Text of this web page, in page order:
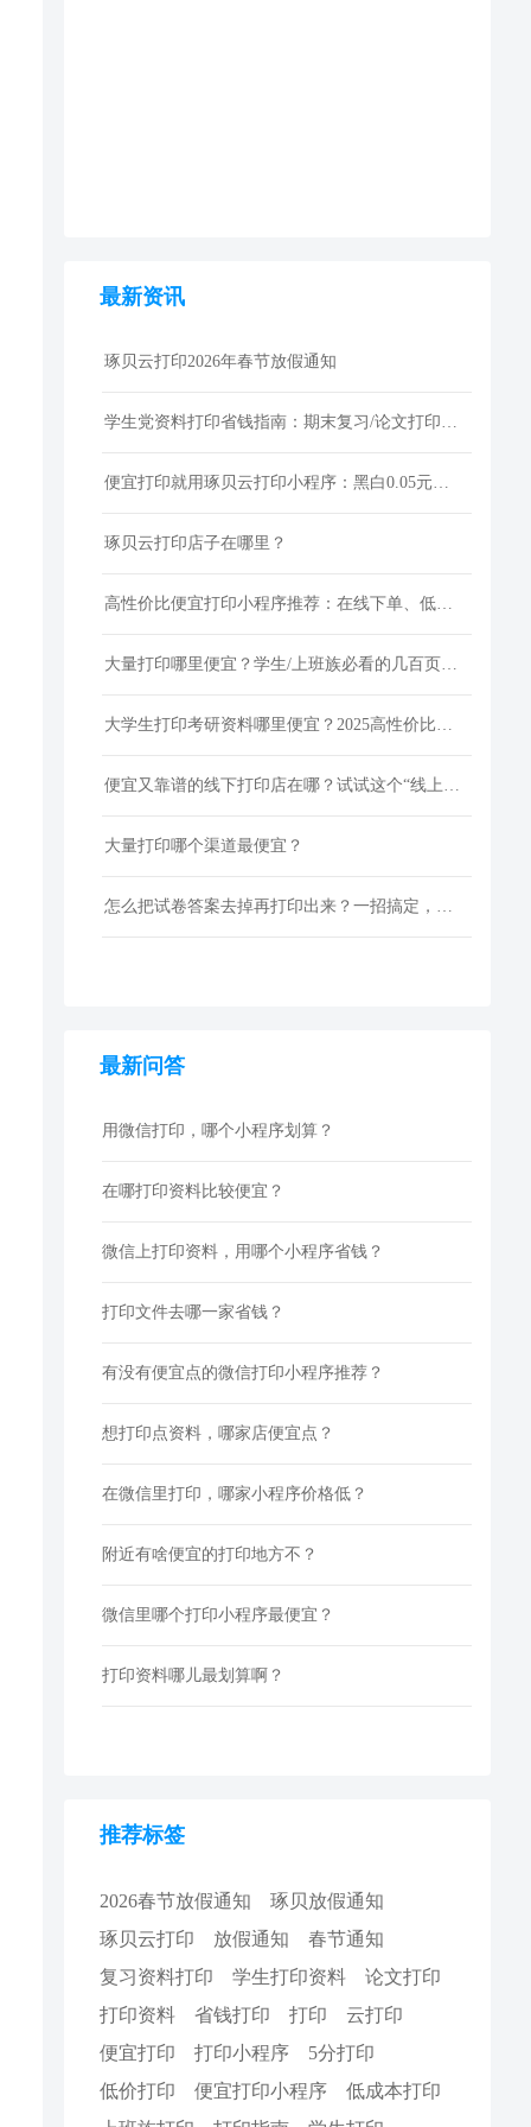
最新资讯
琢贝云打印2026年春节放假通知
学生党资料打印省钱指南：期末复习/论文打印性价比技巧
便宜打印就用琢贝云打印小程序：黑白0.05元激光打印，包邮到家
琢贝云打印店子在哪里？
高性价比便宜打印小程序推荐：在线下单、低价快印、全国包邮
大量打印哪里便宜？学生/上班族必看的几百页资料低成本打印指南
大学生打印考研资料哪里便宜？2025高性价比网上打印平台推荐
便宜又靠谱的线下打印店在哪？试试这个“线上打印”新选择！
大量打印哪个渠道最便宜？
怎么把试卷答案去掉再打印出来？一招搞定，还省下打印费！
最新问答
用微信打印，哪个小程序划算？
在哪打印资料比较便宜？
微信上打印资料，用哪个小程序省钱？
打印文件去哪一家省钱？
有没有便宜点的微信打印小程序推荐？
想打印点资料，哪家店便宜点？
在微信里打印，哪家小程序价格低？
附近有啥便宜的打印地方不？
微信里哪个打印小程序最便宜？
打印资料哪儿最划算啊？
推荐标签
2026春节放假通知
琢贝放假通知
琢贝云打印
放假通知
春节通知
复习资料打印
学生打印资料
论文打印
打印资料
省钱打印 打印
云打印
便宜打印
打印小程序
5分打印
低价打印
便宜打印小程序
低成本打印